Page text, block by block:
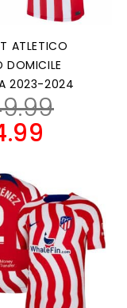
ATLETICO
DOMICILE
2023-2024